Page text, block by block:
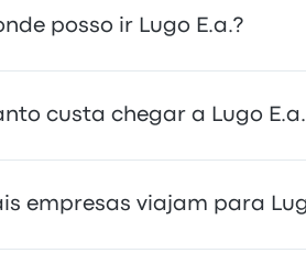
mais rápida de viajar de e para
posso ir Lugo E.a.?
E.a., pode viajar para uma
custa chegar a Lugo
um bilhete entre Lugo E.a. e
empresas viajam para